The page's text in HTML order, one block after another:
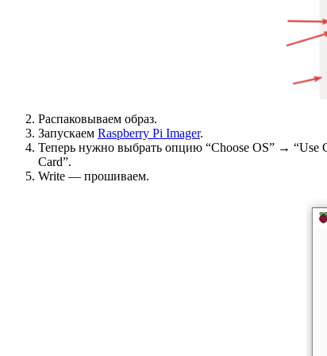
Распаковываем образ.
Запускаем Raspberry Pi Imager.
Теперь нужно выбрать опцию “Choose OS” → “Use
Card”.
Write — прошиваем.